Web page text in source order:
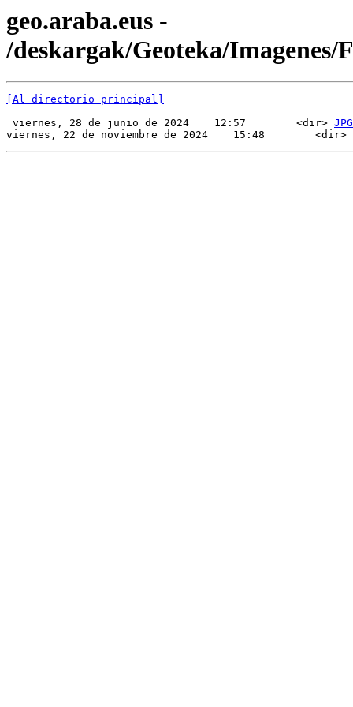
geo.araba.eus -
/deskargak/Geoteka/Imagenes/
[Al directorio principal]
viernes, 28 de junio de 2024    12:57        <dir> JPG
viernes, 22 de noviembre de 2024    15:48        <dir>